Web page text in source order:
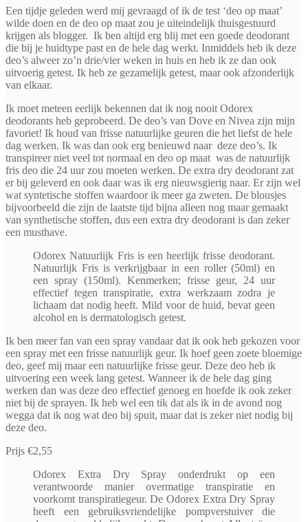
Een tijdje geleden werd mij gevraagd of ik de test ‘deo op maat’
wilde doen en de deo op maat zou je uiteindelijk thuisgestuurd
krijgen als blogger. Ik ben altijd erg blij met een goede deodorant
die bij je huidtype past en de hele dag werkt. Inmiddels heb ik deze
deo’s alweer zo’n drie/vier weken in huis en heb ik ze dan ook
uitvoerig getest. Ik heb ze gezamelijk getest, maar ook afzonderlijk
van elkaar.
Ik moet meteen eerlijk bekennen dat ik nog nooit Odorex
deodorants heb geprobeerd. De deo’s van Dove en Nivea zijn mijn
favoriet! Ik houd van frisse natuurlijke geuren die het liefst de hele
dag werken. Ik was dan ook erg benieuwd naar deze deo’s. Ik
transpireer niet veel tot normaal en deo op maat was de natuurlijk
fris deo die 24 uur zou moeten werken. De extra dry deodorant zat
er bij geleverd en ook daar was ik erg nieuwsgierig naar. Er zijn wel
wat syntetische stoffen waardoor ik meer ga zweten. De blousjes
bijvoorbeeld die zijn de laatste tijd bijna alleen nog maar gemaakt
van synthetische stoffen, dus een extra dry deodorant is dan zeker
een musthave.
Odorex Natuurlijk Fris is een heerlijk frisse deodorant.
Natuurlijk Fris is verkrijgbaar in een roller (50ml) en
een spray (150ml). Kenmerken; frisse geur, 24 uur
effectief tegen transpiratie, extra werkzaam zodra je
lichaam dat nodig heeft. Mild voor de huid, bevat geen
alcohol en is dermatologisch getest.
Ik ben meer fan van een spray vandaar dat ik ook heb gekozen voor
een spray met een frisse natuurlijk geur. Ik hoef geen zoete bloemige
deo, geef mij maar een natuurlijke frisse geur. Deze deo heb ik
uitvoering een week lang getest. Wanneer ik de hele dag ging
werken dan was deze deo effectief genoeg en hoefde ik ook zeker
niet bij de sprayen. Ik heb wel een tik dat als ik in de avond nog
wegga dat ik nog wat deo bij spuit, maar dat is zeker niet nodig bij
deze deo.
Prijs €2,55
Odorex Extra Dry Spray onderdrukt op een
verantwoorde manier overmatige transpiratie en
voorkomt transpiratiegeur. De Odorex Extra Dry Spray
heeft een gebruiksvriendelijke pompverstuiver die